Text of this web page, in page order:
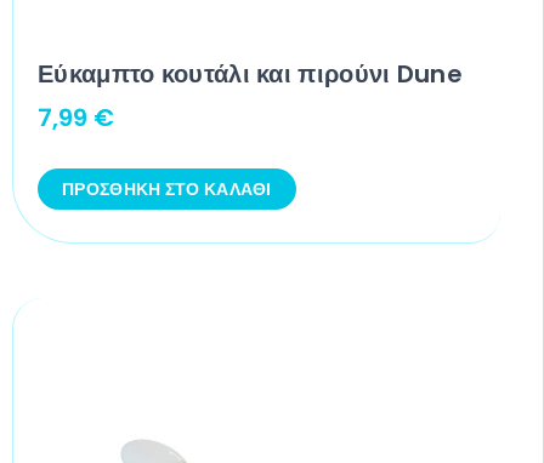
Εύκαμπτο κουτάλι και πιρούνι Dune
7,99 €
ΠΡΟΣΘΉΚΗ ΣΤΟ ΚΑΛΆΘΙ